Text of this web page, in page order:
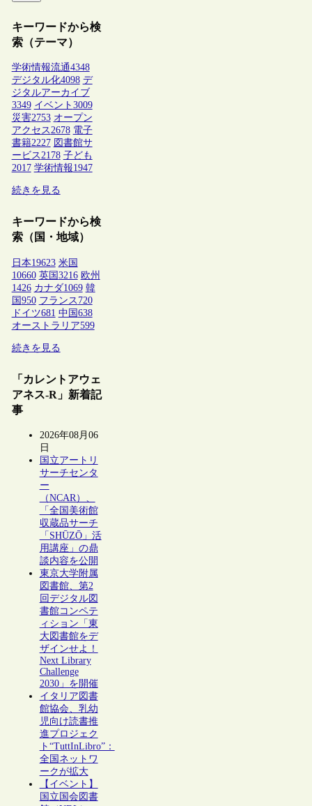
キーワードから検
索（テーマ）
学術情報流通4348
デジタル化4098 デ
ジタルアーカイブ
3349 イベント 3009
災害2753 オープン
アクセス2678 電子
書籍2227 図書館サ
ービス2178 子ども
2017 学術情報1947
続きを見る
キーワードから検
索（国・地域）
日本19623 米国
10660 英国3216 欧州
1426 カナダ1069 韓
国950 フランス 720
ドイツ681 中国638
オーストラリア599
続きを見る
「カレントアウェ
アネス-R」新着記
事
2026年08月06
日
国立アートリ
サーチセンタ
ー
（NCAR）、
「全国美術館
収蔵品サーチ
「SHŪZŌ」活
用講座」の鼎
談内容を公開
東京大学附属
図書館、第2
回デジタル図
書館コンペテ
ィション「東
大図書館をデ
ザインせよ！
Next Library
Challenge
2030」を開催
イタリア図書
館協会、乳幼
児向け読書推
進プロジェク
ト“TuttInLibro”：
全国ネットワ
ークが拡大
【イベント】
国立国会図書